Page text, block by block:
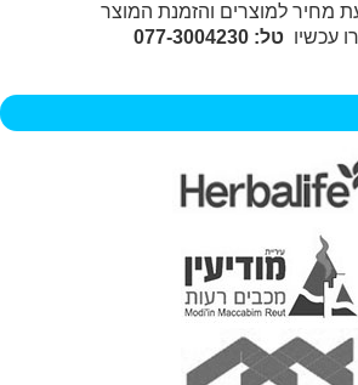
מחיר למוצרים והזמנת המוצר
עכשיו טל: 077-3004230